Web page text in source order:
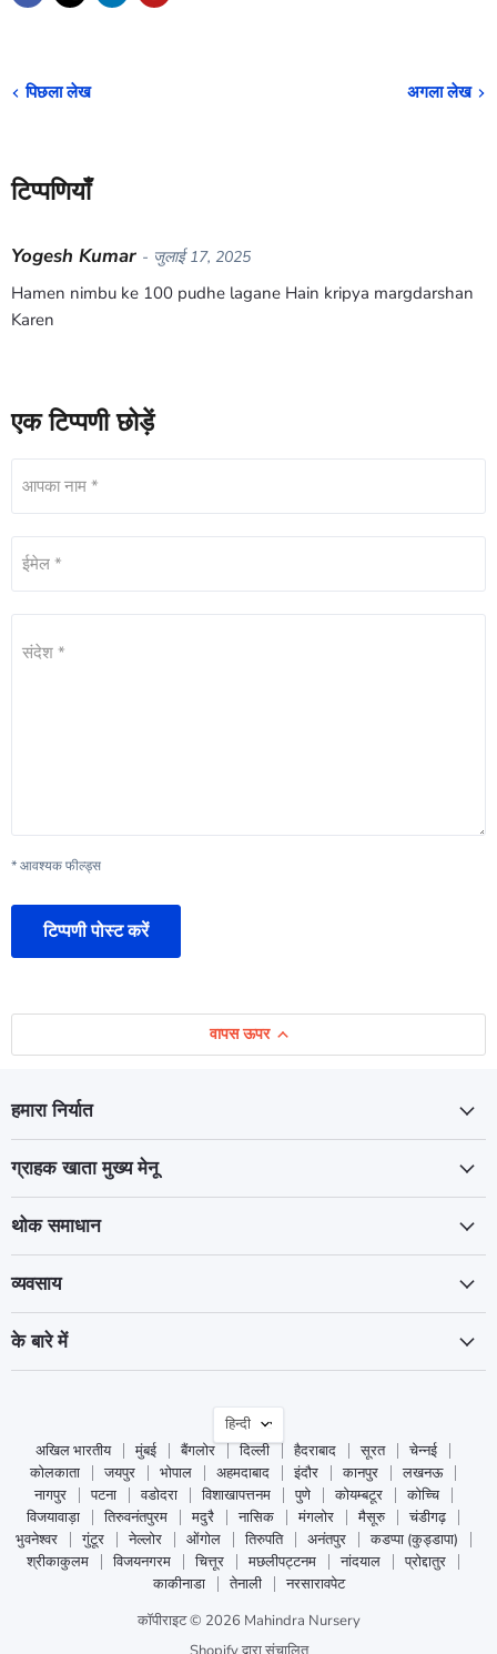
पिछला लेख अगला लेख
टिप्पणियाँ
Yogesh Kumar - जुलाई 17, 2025
Hamen nimbu ke 100 pudhe lagane Hain kripya margdarshan
Karen
एक टिप्पणी छोड़ें
आपका नाम *
ईमेल *
संदेश *
* आवश्यक फील्ड्स
टिप्पणी पोस्ट करें
वापस ऊपर
हमारा निर्यात
ग्राहक खाता मुख्य मेनू
थोक समाधान
व्यवसाय
के बारे में
भाषा
हिन्दी
अखिल भारतीय
मुंबई बैंगलोर दिल्ली हैदराबाद सूरत
चेन्नई
कोलकाता
जयपुर भोपाल अहमदाबाद इंदौर कानपुर
लखनऊ
नागपुर
पटना वडोदरा विशाखापत्तनम पुणे कोयम्बटूर
कोच्चि
विजयावाड़ा
तिरुवनंतपुरम मदुरै नासिक मंगलोर मैसूरु
चंडीगढ़
भुवनेश्वर
गुंटूर नेल्लोर ओंगोल तिरुपति अनंतपुर
कडप्पा (कुड्डापा)
श्रीकाकुलम
विजयनगरम चित्तूर मछलीपट्टनम नांदयाल
प्रोद्दातुर
काकीनाडा
तेनाली
नरसारावपेट
कॉपीराइट © 2026 Mahindra Nursery